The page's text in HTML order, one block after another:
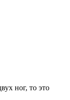
ног, то это